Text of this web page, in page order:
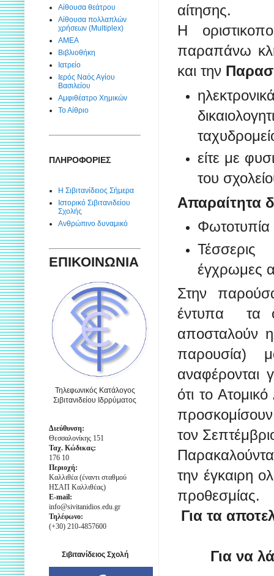
αίτησης.
Η
παραπάνω
και την
είτε με
του
Απαραίτητα
Φωτοτυπία
έγχρωμες
Στην
έντυπα τα
αποσταλούν
παρουσία)
αναφέρονται
ότι το
τον
την έγκαιρη
προθεσμίας.
Για τα
Για να
Αίθουσα θεάτρου
Αίθουσα πολλαπλών
χρήσεων (Multiplex)
ΑΜΕΑ
Βιβλιοθήκη
Ιατρείο
Ιερός Ναός Αγίου
Βασιλείου
Αμφιθέατρο Χημικών
Το Αίθριο
ΠΛΗΡΟΦΟΡΙΕΣ
Η Σιβιτανίδειος Σήμερα
Ιστορικό Σιβιτανιδείου
Σχολής
Ανθρώπινο δυναμικό
ΕΠΙΚΟΙΝΩΝΙΑ
Τηλεφωνικός Κατάλογος
Σιβιτανιδείου Ιδρρύματος
Διεύθυνση:
Θεσσαλονίκης 151
Ταχ. Κώδικας:
176 10
Περιοχή:
Καλλιθέα (έναντι σταθμού
ΗΣΑΠ Καλλιθέας)
E-mail:
info@sivitanidios.edu.gr
Τηλέφωνο:
(+30) 210-4857600
Σιβιτανίδειος Σχολή